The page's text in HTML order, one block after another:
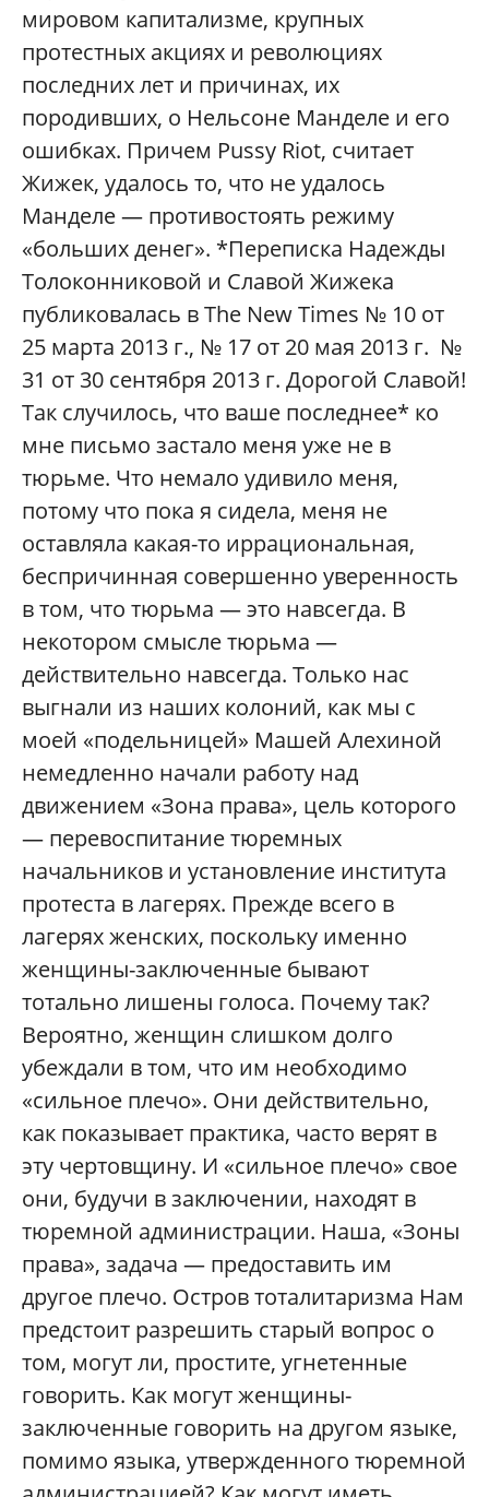
мировом капитализме, крупных
протестных акциях и революциях
последних лет и причинах, их
породивших, о Нельсоне Манделе и его
ошибках. Причем Pussy Riot, считает
Жижек, удалось то, что не удалось
Манделе — противостоять режиму
«больших денег». *Переписка Надежды
Толоконниковой и Славой Жижека
публиковалась в The New Times № 10 от
25 марта 2013 г., № 17 от 20 мая 2013 г. №
31 от 30 сентября 2013 г. Дорогой Славой!
Так случилось, что ваше последнее* ко
мне письмо застало меня уже не в
тюрьме. Что немало удивило меня,
потому что пока я сидела, меня не
оставляла какая-то иррациональная,
беспричинная совершенно уверенность
в том, что тюрьма — это навсегда. В
некотором смысле тюрьма —
действительно навсегда. Только нас
выгнали из наших колоний, как мы с
моей «подельницей» Машей Алехиной
немедленно начали работу над
движением «Зона права», цель которого
— перевоспитание тюремных
начальников и установление института
протеста в лагерях. Прежде всего в
лагерях женских, поскольку именно
женщины-заключенные бывают
тотально лишены голоса. Почему так?
Вероятно, женщин слишком долго
убеждали в том, что им необходимо
«сильное плечо». Они действительно,
как показывает практика, часто верят в
эту чертовщину. И «сильное плечо» свое
они, будучи в заключении, находят в
тюремной администрации. Наша, «Зоны
права», задача — предоставить им
другое плечо. Остров тоталитаризма Нам
предстоит разрешить старый вопрос о
том, могут ли, простите, угнетенные
говорить. Как могут женщины-
заключенные говорить на другом языке,
помимо языка, утвержденного тюремной